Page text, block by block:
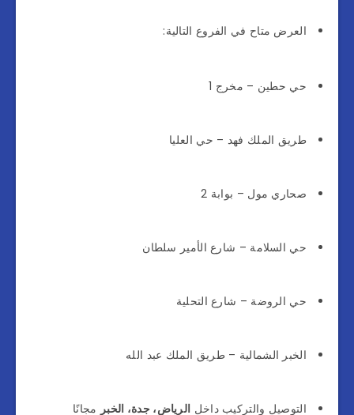
العرض متاح في الفروع التالية:
حي حطين – مخرج 1
طريق الملك فهد – حي العليا
صحاري مول – بوابة 2
حي السلامة – شارع الأمير سلطان
حي الروضة – شارع التحلية
الخبر الشمالية – طريق الملك عبد الله
التوصيل والتركيب داخل الرياض، جدة، الخبر مجانًا